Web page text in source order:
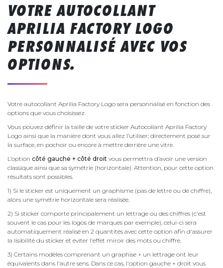
VOTRE AUTOCOLLANT
APRILIA FACTORY LOGO
PERSONNALISÉ AVEC VOS
OPTIONS.
Votre autocollant Aprilia Factory Logo sera personnalisé en fonction des
options que vous choisissez.
Vous pouvez définir la taille de votre sticker Autocollant Aprilia Factory
Logo ainsi que la manière dont vous allez l’utiliser; directement posé sur
la surface, en pochoir ou encore à mettre derrière une vitre.
L’option côté gauche + côté droit vous permettra d’avoir une version
classique ainsi que sa symétrie (horizontale). Attention, pour cette option
résultats sont possibles.
1) Si le sticker est uniquement un graphisme (pas de lettre ou de chiffre),
alors une symétrie horizontale sera réalisée.
2) Si sticker comporte principalement un lettrage ou des chiffres (c'est
souvent le cas pour les logos de marques par exemple), celui-ci sera
automatiquement réalisé en 2 quantités avec cette option afin d'assurer
la lisibilité du sticker et éviter l'effet miroir des mots ou chiffre.
3) Certains modèles comprenant un graphise + un lettrage ont leur
équivalents dans l'autre sens. Dans ce cas, l'option gauche + droit vous